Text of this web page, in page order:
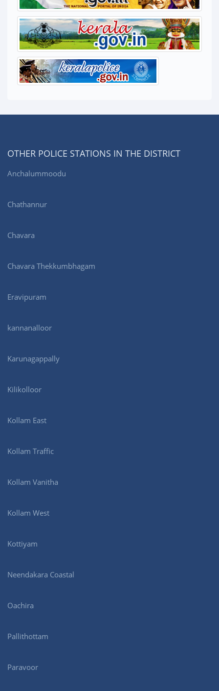
OTHER POLICE STATIONS IN THE DISTRICT
Anchalummoodu
Chathannur
Chavara
Chavara Thekkumbhagam
Eravipuram
kannanalloor
Karunagappally
Kilikolloor
Kollam East
Kollam Traffic
Kollam Vanitha
Kollam West
Kottiyam
Neendakara Coastal
Oachira
Pallithottam
Paravoor